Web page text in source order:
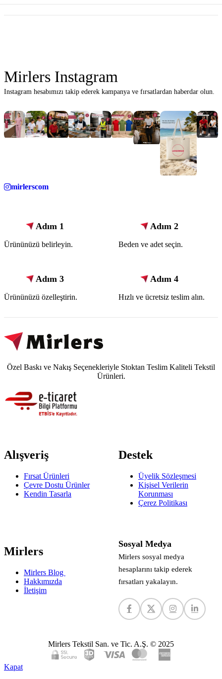
Mirlers Instagram
Instagram hesabımızı takip ederek kampanya ve fırsatlardan haberdar olun.
mirlerscom
Adım 1
Ürününüzü belirleyin.
Adım 2
Beden ve adet seçin.
Adım 3
Ürününüzü özelleştirin.
Adım 4
Hızlı ve ücretsiz teslim alın.
Özel Baskı ve Nakış Seçenekleriyle Stoktan Teslim Kaliteli Tekstil
Ürünleri.
Alışveriş
Fırsat Ürünleri
Çevre Dostu Ürünler
Kendin Tasarla
Destek
Üyelik Sözleşmesi
Kişisel Verilerin
Korunması
Çerez Politikası
Mirlers
Mirlers Blog
Hakkımızda
İletişim
Sosyal Medya
Mirlers sosyal medya
hesaplarını takip ederek
fırsatları yakalayın.
Mirlers Tekstil San. ve Tic. A.Ş. © 2025
Kapat